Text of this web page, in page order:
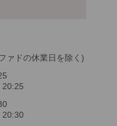
ァドの休業日を除く)
20:25
20:30